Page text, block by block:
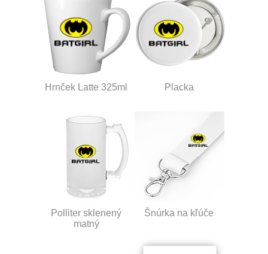
Hrnček Latte 325ml Placka
Polliter sklenený
matný
Šnúrka na kľúče